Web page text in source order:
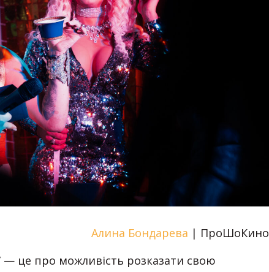
Алина Бондарева | ПроШоКино
— це про можливість розказати свою